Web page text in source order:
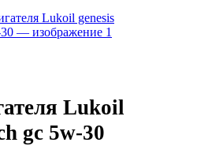
Lukoil
gc 5w-30